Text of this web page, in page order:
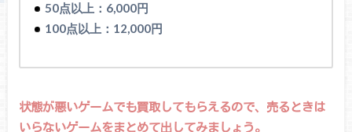
50点以上：6,000円
100点以上：12,000円
状態が悪いゲームでも買取してもらえるので、売るときは
いらないゲームをまとめて出してみましょう。